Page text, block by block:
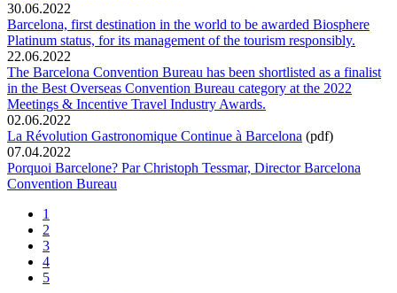
30.06.2022
Barcelona, first destination in the world to be awarded Biosphere
Platinum status, for its management of the tourism responsibly.
22.06.2022
The Barcelona Convention Bureau has been shortlisted as a finalist
in the Best Overseas Convention Bureau category at the 2022
Meetings & Incentive Travel Industry Awards.
02.06.2022
La Révolution Gastronomique Continue à Barcelona (pdf)
07.04.2022
Porquoi Barcelone? Par Christoph Tessmar, Director Barcelona
Convention Bureau
1
2
3
4
5